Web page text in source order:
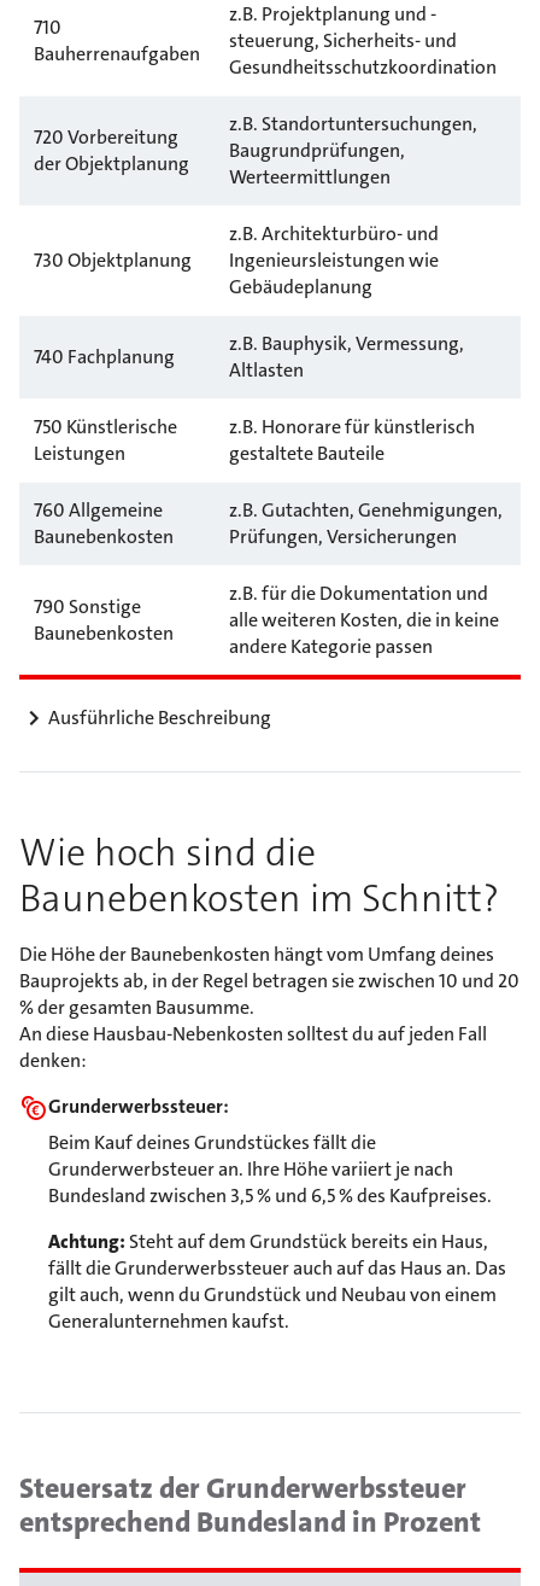
710
Bauherrenaufgaben
z.B. Projektplanung und -
steuerung, Sicherheits- und
Gesundheitsschutzkoordination
720 Vorbereitung
der Objektplanung
z.B. Standortuntersuchungen,
Baugrundprüfungen,
Werteermittlungen
730 Objektplanung
z.B. Architekturbüro- und
Ingenieursleistungen wie
Gebäudeplanung
740 Fachplanung
z.B. Bauphysik, Vermessung,
Altlasten
750 Künstlerische
Leistungen
z.B. Honorare für künstlerisch
gestaltete Bauteile
760 Allgemeine
Baunebenkosten
z.B. Gutachten, Genehmigungen,
Prüfungen, Versicherungen
790 Sonstige
Baunebenkosten
z.B. für die Dokumentation und
alle weiteren Kosten, die in keine
andere Kategorie passen
Ausführliche Beschreibung
Wie hoch sind die
Baunebenkosten im Schnitt?
Die Höhe der Baunebenkosten hängt vom Umfang deines
Bauprojekts ab, in der Regel betragen sie zwischen 10 und 20
% der gesamten Bausumme.
An diese Hausbau-Nebenkosten solltest du auf jeden Fall
denken:
Grunderwerbssteuer:
Beim Kauf deines Grundstückes fällt die
Grunderwerbsteuer an. Ihre Höhe variiert je nach
Bundesland zwischen 3,5 % und 6,5 % des Kaufpreises.
Achtung: Steht auf dem Grundstück bereits ein Haus,
fällt die Grunderwerbssteuer auch auf das Haus an. Das
gilt auch, wenn du Grundstück und Neubau von einem
Generalunternehmen kaufst.
Steuersatz der Grunderwerbssteuer
entsprechend Bundesland in Prozent